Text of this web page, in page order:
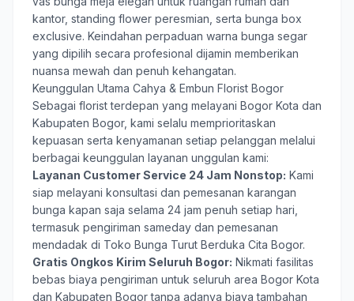
kantor, standing flower peresmian, serta bunga box
exclusive. Keindahan perpaduan warna bunga segar
yang dipilih secara profesional dijamin memberikan
nuansa mewah dan penuh kehangatan.
Keunggulan Utama Cahya & Embun Florist Bogor
Sebagai florist terdepan yang melayani Bogor Kota dan
Kabupaten Bogor, kami selalu memprioritaskan
kepuasan serta kenyamanan setiap pelanggan melalui
berbagai keunggulan layanan unggulan kami:
Layanan Customer Service 24 Jam Nonstop: Kami
siap melayani konsultasi dan pemesanan karangan
bunga kapan saja selama 24 jam penuh setiap hari,
termasuk pengiriman sameday dan pemesanan
mendadak di Toko Bunga Turut Berduka Cita Bogor.
Gratis Ongkos Kirim Seluruh Bogor: Nikmati fasilitas
bebas biaya pengiriman untuk seluruh area Bogor Kota
dan Kabupaten Bogor tanpa adanya biaya tambahan